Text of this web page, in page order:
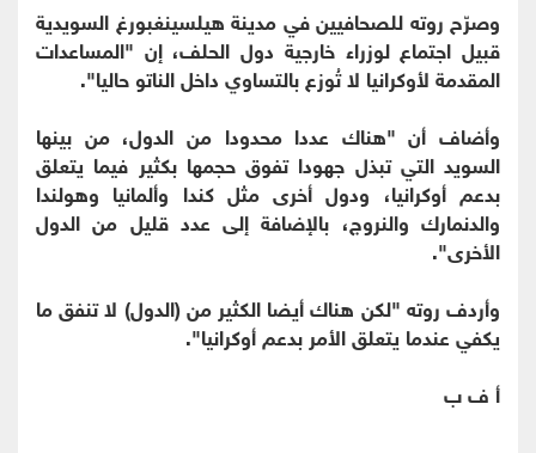
وصرّح روته للصحافيين في مدينة هيلسينغبورغ السويدية
قبيل اجتماع لوزراء خارجية دول الحلف، إن "المساعدات
المقدمة لأوكرانيا لا تُوزع بالتساوي داخل الناتو حاليا".
وأضاف أن "هناك عددا محدودا من الدول، من بينها
السويد التي تبذل جهودا تفوق حجمها بكثير فيما يتعلق
بدعم أوكرانيا، ودول أخرى مثل كندا وألمانيا وهولندا
والدنمارك والنروج، بالإضافة إلى عدد قليل من الدول
الأخرى".
وأردف روته "لكن هناك أيضا الكثير من (الدول) لا تنفق ما
يكفي عندما يتعلق الأمر بدعم أوكرانيا".
أ ف ب